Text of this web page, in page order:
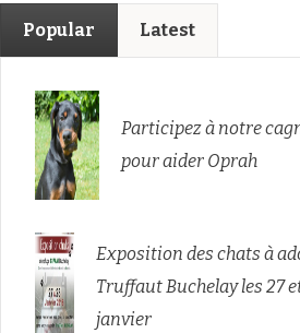
Popular Latest
Participez à notre
pour aider Oprah
Exposition des chats à
Truffaut Buchelay les 27
janvier